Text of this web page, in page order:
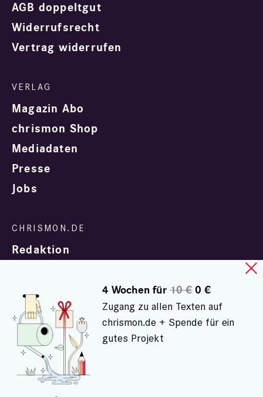
AGB doppeltgut
Widerrufsrecht
Vertrag widerrufen
Magazin Abo
chrismon Shop
Mediadaten
Presse
Jobs
Redaktion
In Zusammenarbeit mit
© chrismon.de 2001 - 2026
4 Wochen für10 €0 €
Zugang zu allen Texten auf
chrismon.de + Spende für ein
gutes Projekt